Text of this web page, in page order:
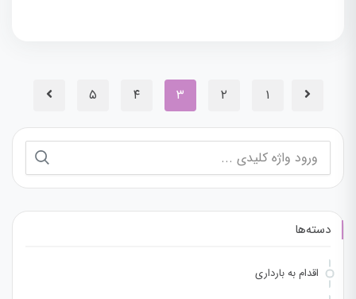
۱ ۲ ۳ ۴ ۵
دسته‌ها
اقدام به بارداری